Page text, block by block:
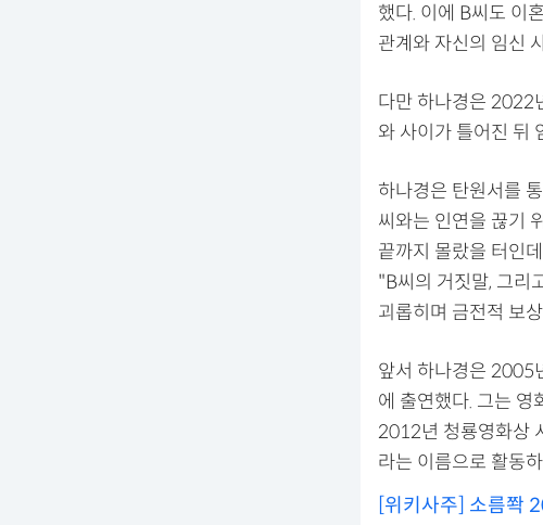
했다. 이에 B씨도 이
관계와 자신의 임신
다만 하나경은 2022
와 사이가 틀어진 뒤
하나경은 탄원서를
씨와는 인연을 끊기
끝까지 몰랐을 터인
"B씨의 거짓말, 그리
괴롭히며 금전적 보
앞서 하나경은 2005
에 출연했다. 그는 영
2012년 청룡영화상
라는 이름으로 활동
[위키사주] 소름쫙